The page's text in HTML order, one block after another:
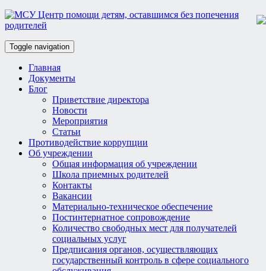
Toggle navigation
Главная
Документы
Блог
Приветствие директора
Новости
Мероприятия
Статьи
Противодействие коррупции
Об учреждении
Общая информация об учреждении
Школа приемных родителей
Контакты
Вакансии
Материально-техническое обеспечение
Постинтернатное сопровождение
Количество свободных мест для получателей
социальных услуг
Предписания органов, осуществляющих
государственный контроль в сфере социального